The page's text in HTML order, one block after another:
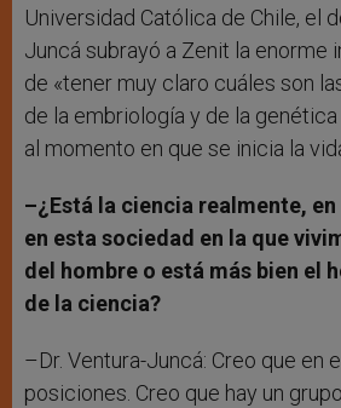
Universidad Católica de Chile, el
Juncá subrayó a Zenit la enorme
de «tener muy claro cuáles son
de la embriología y de la
al momento en que se inicia la
–¿Está la ciencia realmente,
en esta sociedad en la que
del hombre o está más bien el
de la ciencia?
–Dr. Ventura-Juncá: Creo que en
posiciones. Creo que hay un